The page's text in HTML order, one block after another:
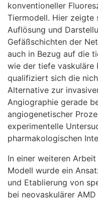
konventioneller
Tiermodell. Hier zeigte
Auflösung und
Gefäßschichten der
auch in Bezug auf die
wie der tiefe vaskuläre
qualifiziert sich die
Alternative zur
Angiographie gerade
angiogenetischer
experimentelle
pharmakologischen
In einer weiteren
Modell wurde ein
und Etablierung von
bei neovaskulärer